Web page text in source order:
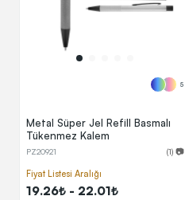
5
Metal Süper Jel Refill Basmalı
Tükenmez Kalem
PZ20921 (1) 📷
Fiyat Listesi Aralığı
19.26₺ - 22.01₺